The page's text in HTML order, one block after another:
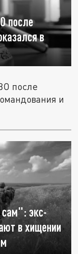
после
в
после
и
сам": экс-
в хищении